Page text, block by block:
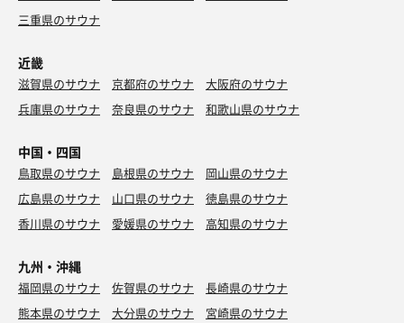
三重県のサウナ
近畿
滋賀県のサウナ 京都府のサウナ
大阪府のサウナ
兵庫県のサウナ
奈良県のサウナ 和歌山県のサウナ
中国・四国
鳥取県のサウナ 島根県のサウナ
岡山県のサウナ
広島県のサウナ
山口県のサウナ
徳島県のサウナ
香川県のサウナ
愛媛県のサウナ 高知県のサウナ
九州・沖縄
福岡県のサウナ 佐賀県のサウナ
長崎県のサウナ
熊本県のサウナ
大分県のサウナ
宮崎県のサウナ